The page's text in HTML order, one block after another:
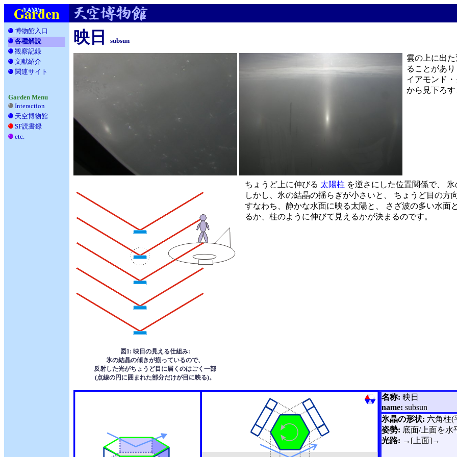
博物館入口
各種解説
観察記録
文献紹介
関連サイト
Garden Menu
Interaction
天空博物館
SF読書録
etc.
映日 subsun
雲の上に出
ることがあ
イアモンド
から見下ろす
図1: 映日の見える仕組み:
氷の結晶の傾きが揃っているので、
反射した光がちょうど目に届くのはごく一部
(点線の円に囲まれた部分だけが目に映る)。
ちょうど上に伸びる 太陽柱 を逆さにした位置関係で、
しかし、氷の結晶の揺らぎが小さいと、 ちょうど目の方
すなわち、静かな水面に映る太陽と、 さざ波の多い水面
るか、柱のように伸びて見えるかが決まるのです。
名称: 映日
name: subsun
氷晶の形状: 六角柱(
姿勢: 底面/上面を水
光路: →[上面]→